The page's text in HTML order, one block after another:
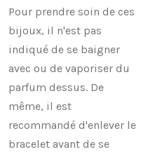
Pour prendre soin de ces
bijoux, il n'est pas
indiqué de se baigner
avec ou de vaporiser du
parfum dessus. De
même, il est
recommandé d'enlever le
bracelet avant de se